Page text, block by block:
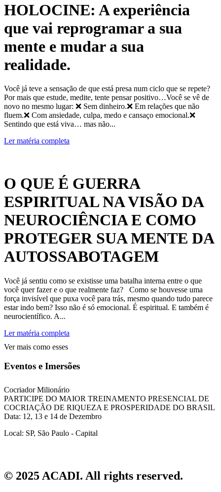
HOLOCINE: A experiência
que vai reprogramar a sua
mente e mudar a sua
realidade.
Você já teve a sensação de que está presa num ciclo que se repete?
Por mais que estude, medite, tente pensar positivo…Você se vê de
novo no mesmo lugar: ❌ Sem dinheiro.❌ Em relações que não
fluem.❌ Com ansiedade, culpa, medo e cansaço emocional.❌
Sentindo que está viva… mas não...
Ler matéria completa
O QUE É GUERRA
ESPIRITUAL NA VISÃO DA
NEUROCIÊNCIA E COMO
PROTEGER SUA MENTE DA
AUTOSSABOTAGEM
Você já sentiu como se existisse uma batalha interna entre o que
você quer fazer e o que realmente faz? Como se houvesse uma
força invisível que puxa você para trás, mesmo quando tudo parece
estar indo bem? Isso não é só emocional. É espiritual. E também é
neurocientífico. A...
Ler matéria completa
Ver mais como esses
Eventos e Imersões
Cocriador Milionário
PARTICIPE DO MAIOR TREINAMENTO PRESENCIAL DE
COCRIAÇÃO DE RIQUEZA E PROSPERIDADE DO BRASIL
Data: 12, 13 e 14 de Dezembro
Local: SP, São Paulo - Capital
© 2025 ACADI. All rights reserved.